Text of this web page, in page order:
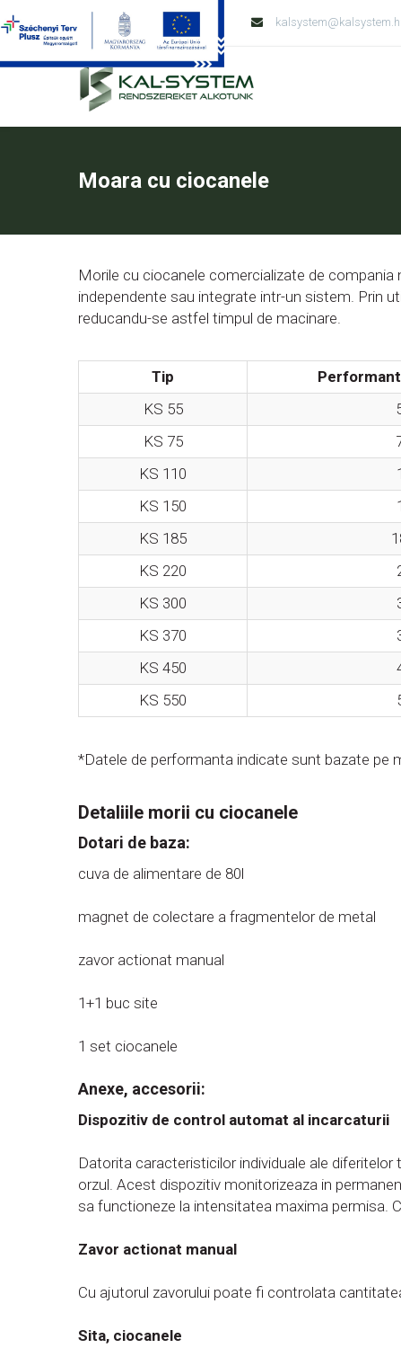
Tel: +36 79 428 138
Moara cu ciocanele
Morile cu ciocanele comercializate de
independente sau integrate intr-un sistem. Prin
reducandu-se astfel timpul de macinare.
Tip
KS 55
KS 75
KS 110
KS 150
KS 185
KS 220
KS 300
KS 370
KS 450
KS 550
*Datele de performanta indicate sunt bazate pe
Detaliile morii cu ciocanele
Dotari de baza:
cuva de alimentare de 80l
magnet de colectare a fragmentelor de metal
zavor actionat manual
1+1 buc site
1 set ciocanele
Anexe, accesorii:
Dispozitiv de control automat al incarcaturii
Datorita caracteristicilor individuale ale
orzul. Acest dispozitiv monitorizeaza in
sa functioneze la intensitatea maxima permisa.
Zavor actionat manual
Cu ajutorul zavorului poate fi controlata
Sita, ciocanele